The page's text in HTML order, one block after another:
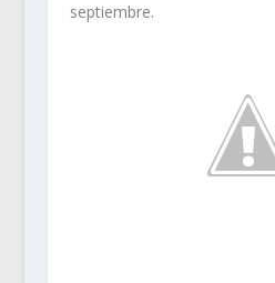
septiembre.